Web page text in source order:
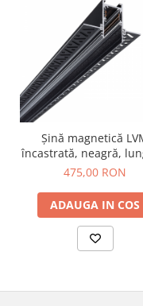
Șină magnetică
încastrată, neagră,
2 m
475,00 RON
ADAUGA IN COS